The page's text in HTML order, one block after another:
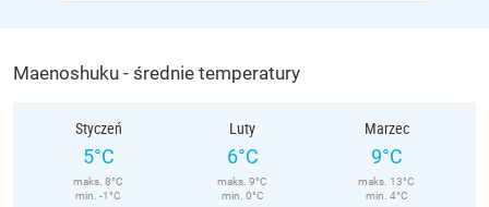
Maenoshuku - średnie temperatury
Styczeń
5°C
maks. 8°C
min. -1°C
Luty
6°C
maks. 9°C
min. 0°C
Marzec
9°C
maks. 13°C
min. 4°C